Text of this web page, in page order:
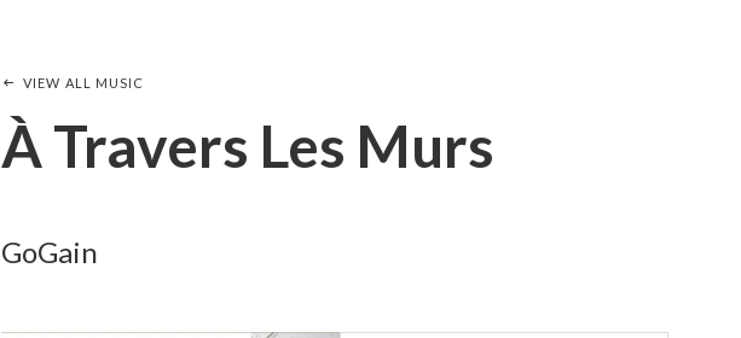
À Travers Les Murs
GoGain
VIEW ALL MUSIC